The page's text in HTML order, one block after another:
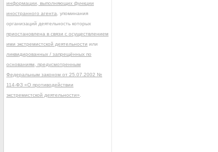
информации, выполняющих функции
иностранного агента , упоминания
организаций деятельность которых
приостановлена в связи с осуществлением
ими экстремистской деятельности или
ликвидированных / запрещённых по
основаниям, предусмотренным
Федеральным законом от 25.07.2002 №
114-ФЗ «О противодействии
экстремистской деятельности»